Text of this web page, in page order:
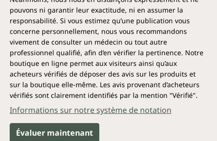
Consignes importantes
Lire et comprendre les consignes de sécurité avant
utilisation. Éviter le rejet dans l'environnement.
Éliminer le contenu/récipient conformément à la
législation nationale. Éliminer conformément à la
réglementation en vigueur. Éviter l'inhalation. En cas
de contact avec les yeux, rincer abondamment à l'eau
portée des enfants.
pouvons ni garantir leur exactitude, ni en assumer la
responsabilité. Si vous estimez qu’une publication vous
concerne personnellement, nous vous recommandons
vivement de consulter un médecin ou tout autre
professionnel qualifié, afin d’en vérifier la pertinence. Notre
boutique en ligne permet aux visiteurs ainsi qu’aux
acheteurs vérifiés de déposer des avis sur les produits et
sur la boutique elle-même. Les avis provenant d’acheteurs
vérifiés sont clairement identifiés par la mention "Vérifié".
Informations sur notre système de notation
Évaluer maintenant